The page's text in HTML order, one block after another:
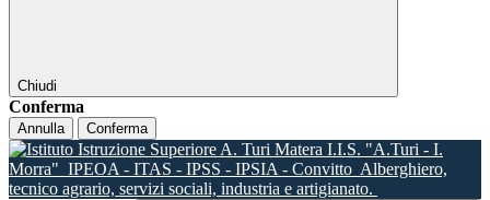
Chiudi
Conferma
Annulla Conferma
I.I.S. "A.Turi - I.
Morra" IPEOA - ITAS - IPSS - IPSIA - Convitto Alberghiero,
tecnico agrario, servizi sociali, industria e artigianato.